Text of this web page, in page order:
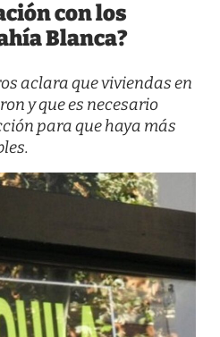
con los
Blanca?
aclara que viviendas en
y que es necesario
para que haya más